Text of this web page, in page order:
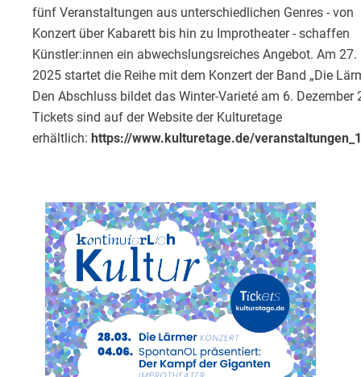
fünf Veranstaltungen aus unterschiedlichen Genres - von
Konzert über Kabarett bis hin zu Improtheater - schaffen
Künstler:innen ein abwechslungsreiches Angebot. Am 27.
2025 startet die Reihe mit dem Konzert der Band „Die
Den Abschluss bildet das Winter-Varieté am 6. Dezember
Tickets sind auf der Website der Kulturetage
erhältlich: https://www.kulturetage.de/